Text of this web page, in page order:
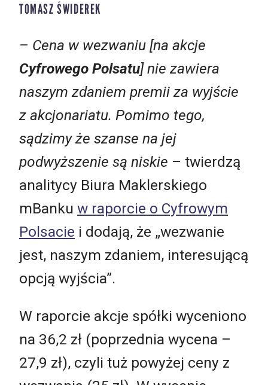
TOMASZ ŚWIDEREK
– Cena w wezwaniu [na akcje
Cyfrowego Polsatu] nie zawiera
naszym zdaniem premii za wyjście
z akcjonariatu. Pomimo tego,
sądzimy że szanse na jej
podwyższenie są niskie – twierdzą
analitycy Biura Maklerskiego
mBanku w raporcie o Cyfrowym
Polsacie i dodają, że „wezwanie
jest, naszym zdaniem, interesującą
opcją wyjścia”.
W raporcie akcje spółki wyceniono
na 36,2 zł (poprzednia wycena –
27,9 zł), czyli tuż powyżej ceny z